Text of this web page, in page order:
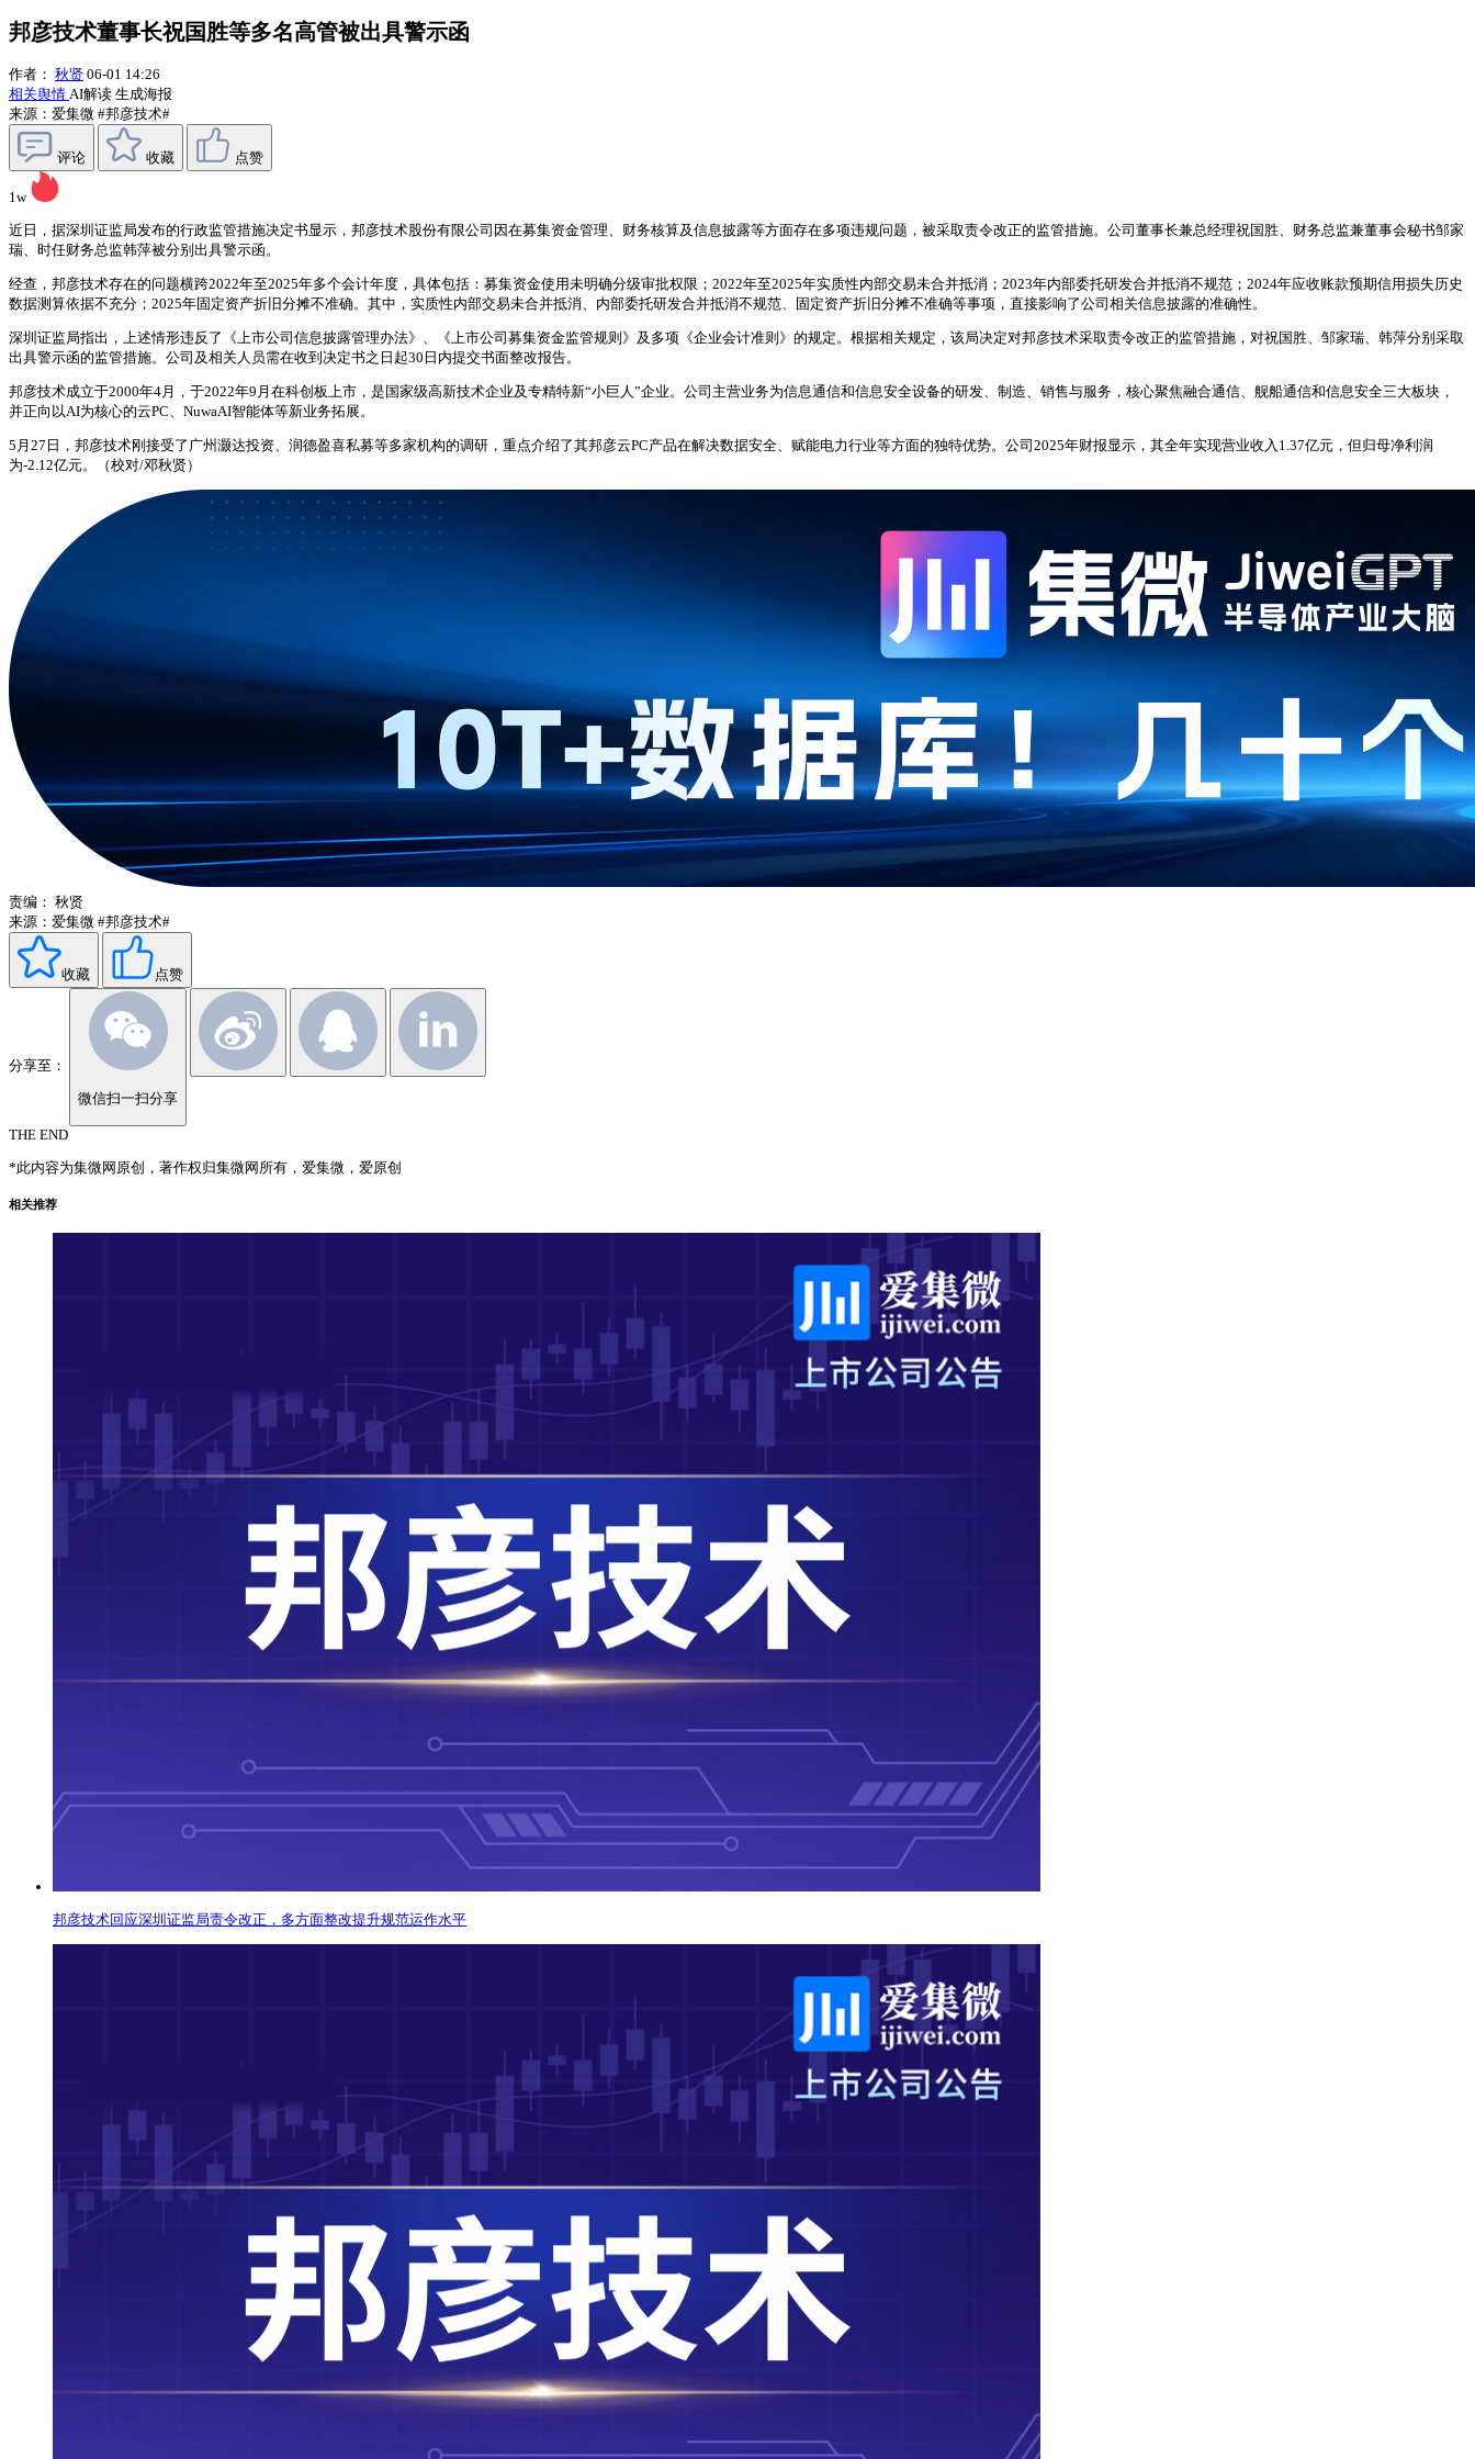
邦彦技术董事长祝国胜等多名高管被出具警示函
作者： 秋贤 06-01 14:26
相关舆情 AI解读 生成海报
来源：爱集微 #邦彦技术#
评论 收藏 点赞
1w
近日，据深圳证监局发布的行政监管措施决定书显示，邦彦技术股份有限公司因在募集资金管理、财务核算及信息披露等方面存在多项违规问题，被采取责令改正的监管措施。公司董事长兼总经理祝国胜、财务总监兼董事会秘书邹家
瑞、时任财务总监韩萍被分别出具警示函。
经查，邦彦技术存在的问题横跨2022年至2025年多个会计年度，具体包括：募集资金使用未明确分级审批权限；2022年至2025年实质性内部交易未合并抵消；2023年内部委托研发合并抵消不规范；2024年应收账款预期信用损失历史
数据测算依据不充分；2025年固定资产折旧分摊不准确。其中，实质性内部交易未合并抵消、内部委托研发合并抵消不规范、固定资产折旧分摊不准确等事项，直接影响了公司相关信息披露的准确性。
深圳证监局指出，上述情形违反了《上市公司信息披露管理办法》、《上市公司募集资金监管规则》及多项《企业会计准则》的规定。根据相关规定，该局决定对邦彦技术采取责令改正的监管措施，对祝国胜、邹家瑞、韩萍分别采取
出具警示函的监管措施。公司及相关人员需在收到决定书之日起30日内提交书面整改报告。
邦彦技术成立于2000年4月，于2022年9月在科创板上市，是国家级高新技术企业及专精特新“小巨人”企业。公司主营业务为信息通信和信息安全设备的研发、制造、销售与服务，核心聚焦融合通信、舰船通信和信息安全三大板块，
并正向以AI为核心的云PC、NuwaAI智能体等新业务拓展。
5月27日，邦彦技术刚接受了广州灏达投资、润德盈喜私募等多家机构的调研，重点介绍了其邦彦云PC产品在解决数据安全、赋能电力行业等方面的独特优势。公司2025年财报显示，其全年实现营业收入1.37亿元，但归母净利润
为-2.12亿元。（校对/邓秋贤）
责编： 秋贤
来源：爱集微 #邦彦技术#
收藏 点赞
分享至：
微信扫一扫分享
THE END
*此内容为集微网原创，著作权归集微网所有，爱集微，爱原创
相关推荐
邦彦技术回应深圳证监局责令改正，多方面整改提升规范运作水平